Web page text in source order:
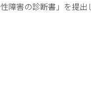
障害の診断書」を提出